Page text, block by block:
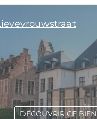
DÉCOUVRIR CE BIEN